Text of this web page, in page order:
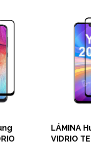
LÁMINA
VIDRIO